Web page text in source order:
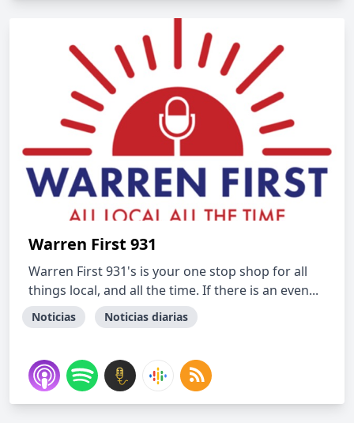
Warren First 931
Warren First 931's is your one stop shop for all
things local, and all the time. If there is an even...
Noticias Noticias diarias